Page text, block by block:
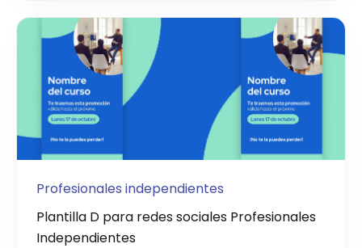
Profesionales independientes
Plantilla D para redes sociales Profesionales
Independientes